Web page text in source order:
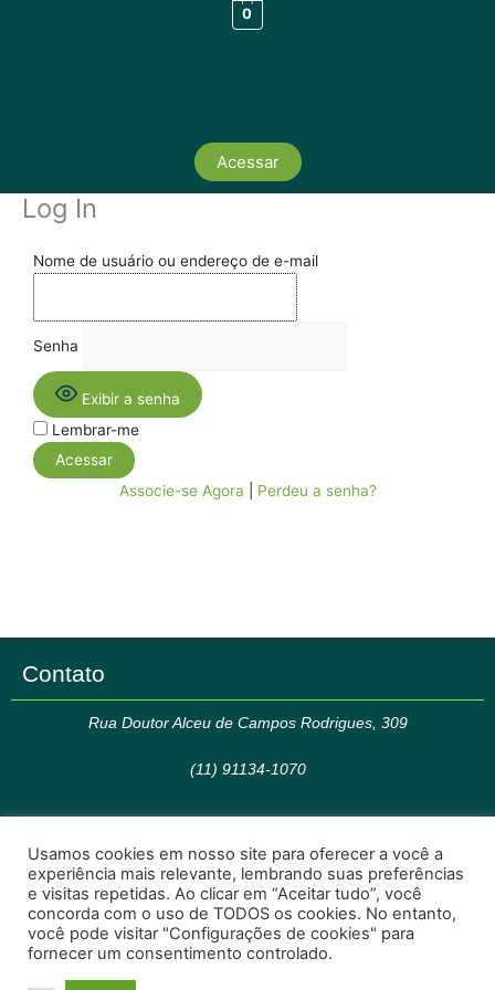
0
Acessar
Log In
Nome de usuário ou endereço de e-mail
Senha
Exibir a senha
Lembrar-me
Associe-se Agora Perdeu a senha?
Contato
Rua Doutor Alceu de Campos Rodrigues, 309
(11) 91134-1070
F
a
c
e
I
n
s
t
Em caso de dúvidas ou sugestões entrar em contato por
Usamos cookies em nosso site para oferecer a você a
experiência mais relevante, lembrando suas preferências
e visitas repetidas. Ao clicar em “Aceitar tudo”, você
concorda com o uso de TODOS os cookies. No entanto,
você pode visitar "Configurações de cookies" para
fornecer um consentimento controlado.